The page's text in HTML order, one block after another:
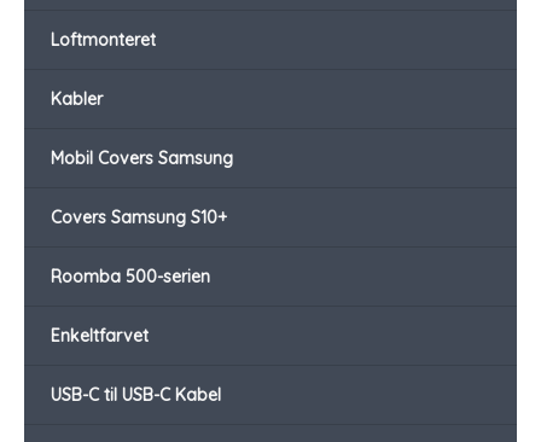
Loftmonteret
Kabler
Mobil Covers Samsung
Covers Samsung S10+
Roomba 500-serien
Enkeltfarvet
USB-C til USB-C Kabel